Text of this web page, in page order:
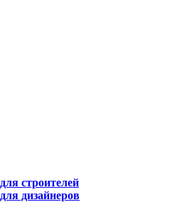
строителей
дизайнеров